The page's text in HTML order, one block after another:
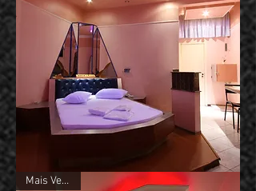
Suíte
Atenas
Mais Vendida